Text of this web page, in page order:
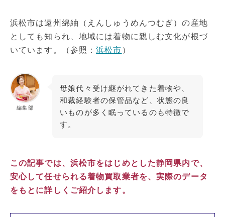
浜松市は遠州綿紬（えんしゅうめんつむぎ）の産地
としても知られ、地域には着物に親しむ文化が根づ
いています。（参照：浜松市 ）
編集部
母娘代々受け継がれてきた着物や、
和裁経験者の保管品など、状態の良
いものが多く眠っているのも特徴で
す。
この記事では、浜松市をはじめとした静岡県内で、
安心して任せられる着物買取業者を、実際のデータ
をもとに詳しくご紹介します。